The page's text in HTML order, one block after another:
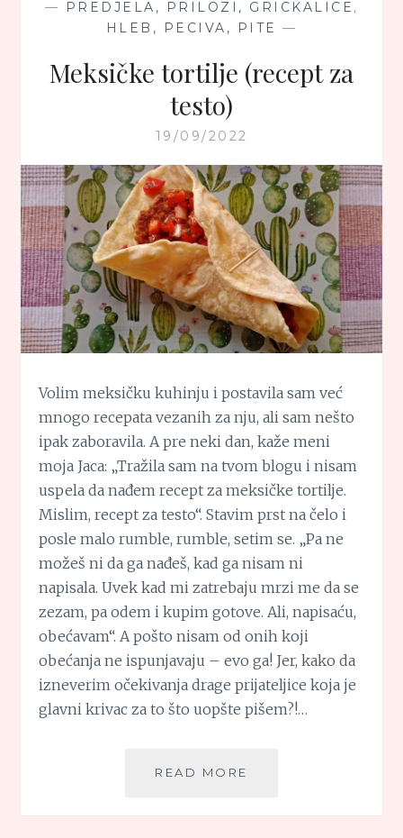
— PREDJELA, PRILOZI, GRICKALICE ,
HLEB, PECIVA, PITE —
Meksičke tortilje (recept za
testo)
19/09/2022
Volim meksičku kuhinju i postavila sam već
mnogo recepata vezanih za nju, ali sam nešto
ipak zaboravila. A pre neki dan, kaže meni
moja Jaca: „Tražila sam na tvom blogu i nisam
uspela da nađem recept za meksičke tortilje.
Mislim, recept za testo“. Stavim prst na čelo i
posle malo rumble, rumble, setim se. „Pa ne
možeš ni da ga nađeš, kad ga nisam ni
napisala. Uvek kad mi zatrebaju mrzi me da se
zezam, pa odem i kupim gotove. Ali, napisaću,
obećavam“. A pošto nisam od onih koji
obećanja ne ispunjavaju – evo ga! Jer, kako da
izneverim očekivanja drage prijateljice koja je
glavni krivac za to što uopšte pišem?!…
READ MORE